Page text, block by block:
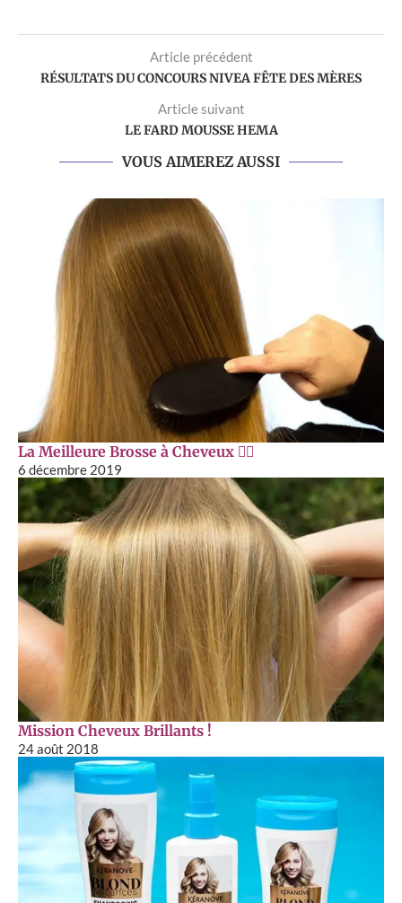
Article précédent
RÉSULTATS DU CONCOURS NIVEA FÊTE DES MÈRES
Article suivant
LE FARD MOUSSE HEMA
VOUS AIMEREZ AUSSI
La Meilleure Brosse à Cheveux 💁‍♀️
6 décembre 2019
Mission Cheveux Brillants !
24 août 2018